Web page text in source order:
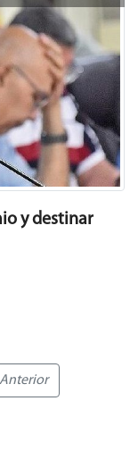
y destinar
Anterior